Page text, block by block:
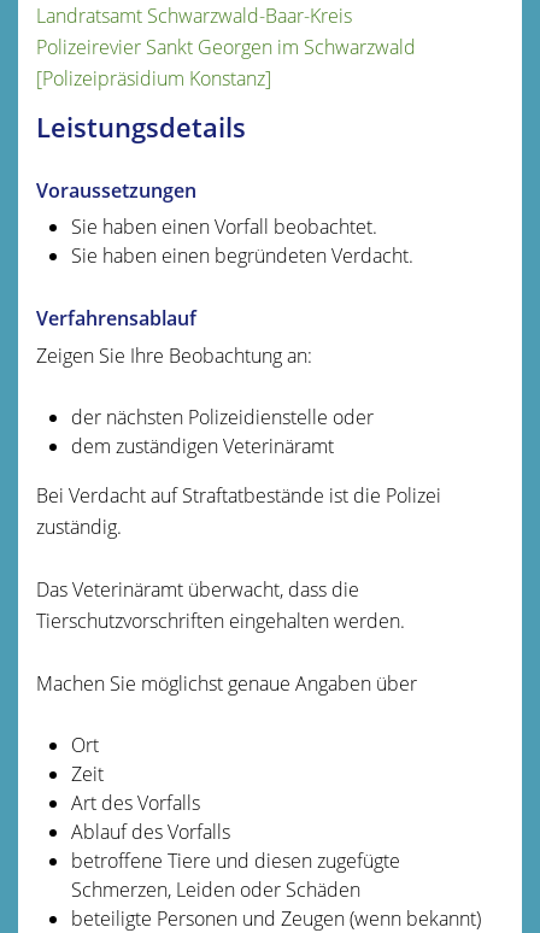
Landratsamt Schwarzwald-Baar-Kreis
Polizeirevier Sankt Georgen im Schwarzwald
[Polizeipräsidium Konstanz]
Leistungsdetails
Voraussetzungen
Sie haben einen Vorfall beobachtet.
Sie haben einen begründeten Verdacht.
Verfahrensablauf
Zeigen Sie Ihre Beobachtung an:
der nächsten Polizeidienstelle oder
dem zuständigen Veterinäramt
Bei Verdacht auf Straftatbestände ist die Polizei
zuständig.
Das Veterinäramt überwacht, dass die
Tierschutzvorschriften eingehalten werden.
Machen Sie möglichst genaue Angaben über
Ort
Zeit
Art des Vorfalls
Ablauf des Vorfalls
betroffene Tiere und diesen zugefügte
Schmerzen, Leiden oder Schäden
beteiligte Personen und Zeugen(wenn bekannt)